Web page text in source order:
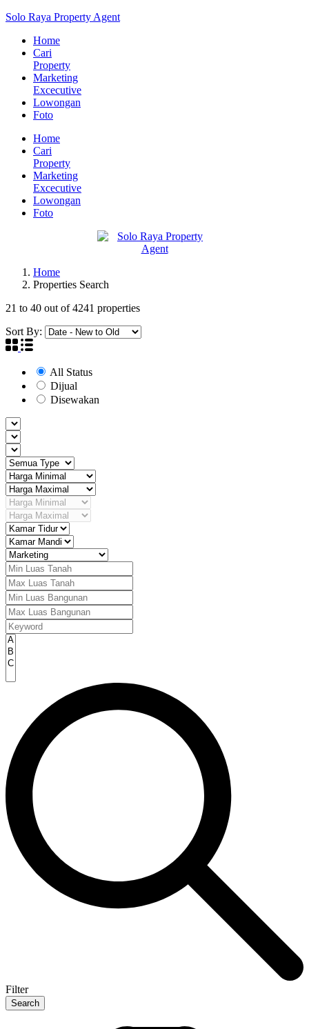
Solo Raya Property Agent
Home
Cari
Property
Marketing
Excecutive
Lowongan
Foto
Home
Cari
Property
Marketing
Excecutive
Lowongan
Foto
Home
Properties Search
21 to 40 out of4241 properties
Sort By:
All Status
Dijual
Disewakan
Filter
Search